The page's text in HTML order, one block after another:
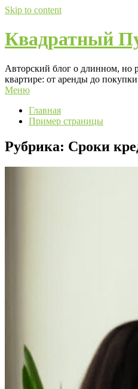
Skip to content
Квадратный
Авторский блог о длинном, но
квартире: от аренды до покупки
Меню
Главная
Пример страницы
Рубрика: Сроки